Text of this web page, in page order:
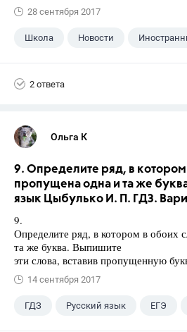
28 сентября 2017
Школа Новости
2 ответа
Ольга К
9. Определите ряд, в котором
пропущена одна и та же
язык Цыбулько И. П. ГДЗ.
9.
Определите ряд, в котором в обоих
та же буква. Выпишите
эти слова, вставив пропущенную
14 сентября 2017
ГДЗ Русский язык ЕГЭ